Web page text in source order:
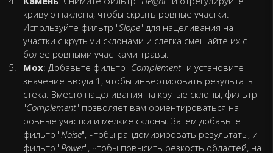
кривую наклона, чтобы скрыть ровные участки.
Используйте фильтр "Slope" для нацеливания на
участки с крутыми склонами и слегка смешайте их с
более ровными участками травы.
Мох: Добавьте фильтр "Complement" и установите
значение ввода 1, чтобы инвертировать результаты
стека. Вместо нацеливания на крутые склоны, фильтр
"Complement" позволяет вам ориентироваться на
ровные участки и мелкие склоны. Затем добавьте
фильтр "Noise", чтобы рандомизировать результаты, и
фильтр "Power", чтобы повысить резкость областей, на